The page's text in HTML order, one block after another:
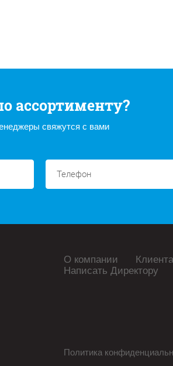
ассортименту?
свяжутся с вами
О компании
Написать Директору
Политика